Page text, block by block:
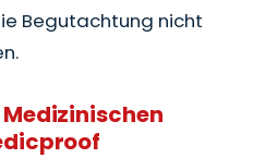
Begutachtung nicht